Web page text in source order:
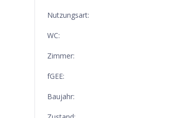
Nutzungsart:
WC:
Zimmer:
fGEE:
Baujahr: